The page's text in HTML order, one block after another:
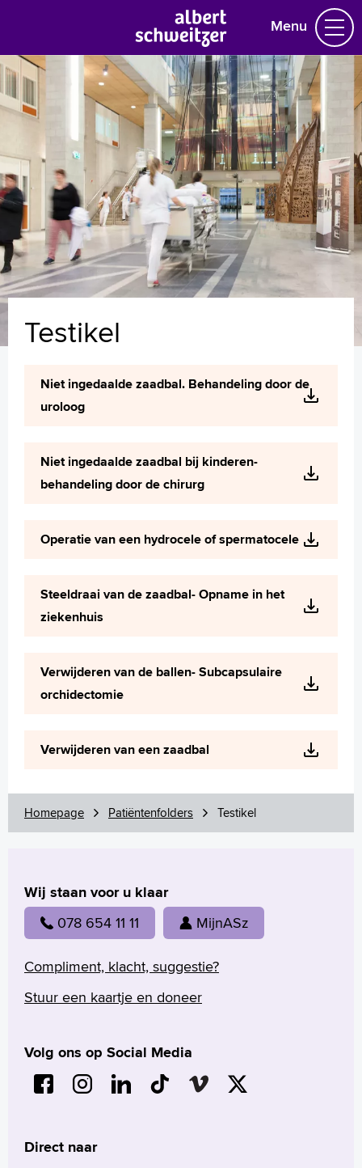
Menu
Homepage
Praktische informatie
Specialismen
Werken en leren
Medewerkers
Contact
MijnASz
Zoeken
Polski
Arabisch
Testikel
Niet ingedaalde zaadbal. Behandeling door de
uroloog
Niet ingedaalde zaadbal bij kinderen-
behandeling door de chirurg
Operatie van een hydrocele of spermatocele
Steeldraai van de zaadbal- Opname in het
ziekenhuis
Verwijderen van de ballen- Subcapsulaire
orchidectomie
Verwijderen van een zaadbal
Homepage Patiëntenfolders Testikel
Wij staan voor u klaar
078 654 11 11 MijnASz
Compliment, klacht, suggestie?
Stuur een kaartje en doneer
Volg ons op Social Media
Direct naar